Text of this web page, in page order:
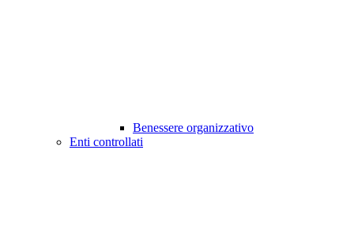
Benessere organizzativo
Enti controllati